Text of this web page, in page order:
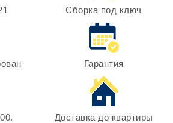
Сборка под ключ
Гарантия
Доставка до квартиры